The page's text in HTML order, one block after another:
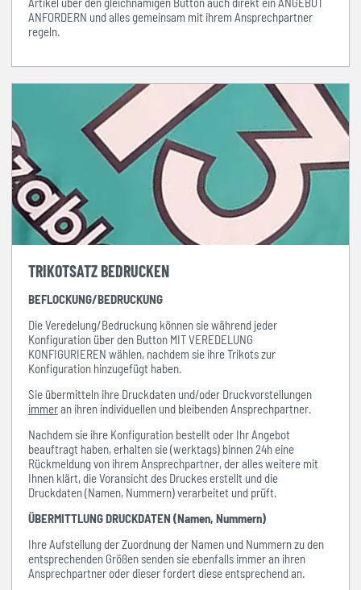
ANFORDERN und alles gemeinsam mit ihrem Ansprechpartner
regeln.
TRIKOTSATZ BEDRUCKEN
BEFLOCKUNG/BEDRUCKUNG
Die Veredelung/Bedruckung können sie während jeder
Konfiguration über den Button MIT VEREDELUNG
KONFIGURIEREN wählen, nachdem sie ihre Trikots zur
Konfiguration hinzugefügt haben.
Sie übermitteln ihre Druckdaten und/oder Druckvorstellungen
immeran ihren individuellen und bleibenden Ansprechpartner.
Nachdem sie ihre Konfiguration bestellt oder Ihr Angebot
beauftragt haben, erhalten sie (werktags) binnen 24h eine
Rückmeldung von ihrem Ansprechpartner, der alles weitere mit
Ihnen klärt, die Voransicht des Druckes erstellt und die
Druckdaten (Namen, Nummern) verarbeitet und prüft.
ÜBERMITTLUNG DRUCKDATEN (Namen, Nummern)
Ihre Aufstellung der Zuordnung der Namen und Nummern zu den
entsprechenden Größen senden sie ebenfalls immer an ihren
Ansprechpartner oder dieser fordert diese entsprechend an.